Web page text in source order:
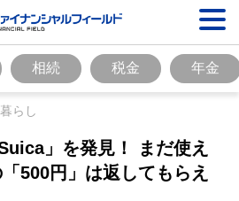
相続 税金 年金
らし
」を発見！ まだ使え
500円」は返してもらえ